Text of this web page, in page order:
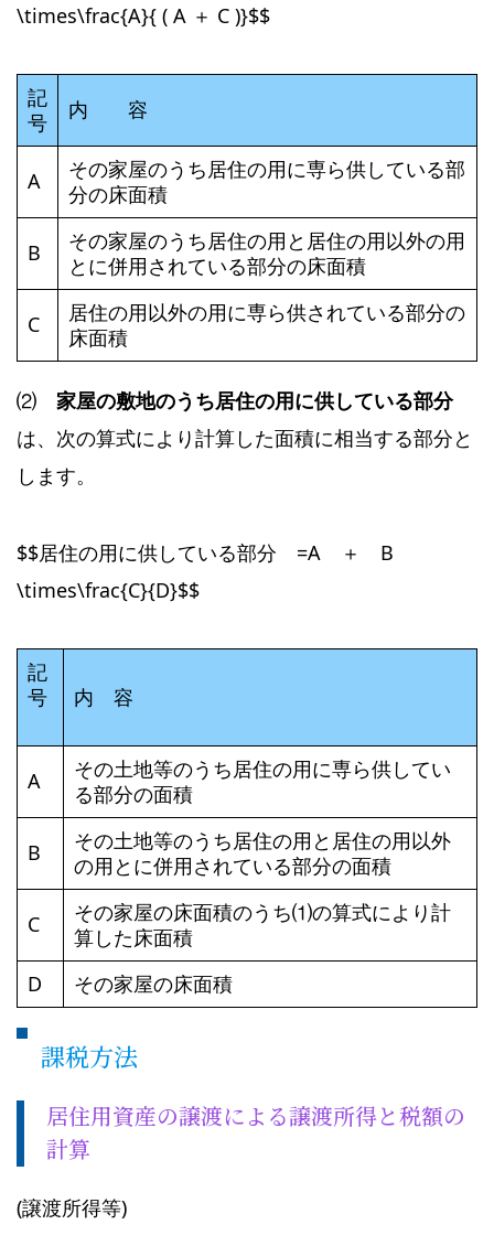
\times\frac{A}{ ( A ＋ C )}$$
記
号
内 容
A
その家屋のうち居住の用に専ら供している部
分の床面積
B
その家屋のうち居住の用と居住の用以外の用
とに併用されている部分の床面積
C
居住の用以外の用に専ら供されている部分の
床面積
⑵ 家屋の敷地のうち居住の用に供している部分
は、次の算式により計算した面積に相当する部分と
します。
$$居住の用に供している部分 =A ＋ B
\times\frac{C}{D}$$
記
号
内 容
A
その土地等のうち居住の用に専ら供してい
る部分の面積
B
その土地等のうち居住の用と居住の用以外
の用とに併用されている部分の面積
C
その家屋の床面積のうち⑴の算式により計
算した床面積
D
その家屋の床面積
課税方法
居住用資産の譲渡による譲渡所得と税額の
計算
(譲渡所得等)